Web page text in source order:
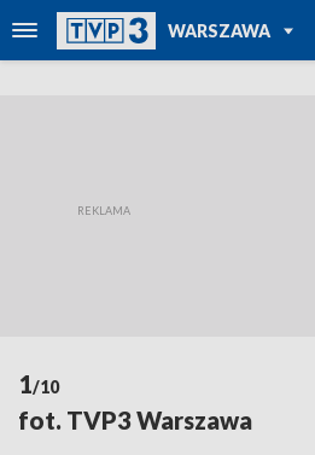
WARSZAWA
TVP REGIONY
1/10
fot. TVP3 Warszawa